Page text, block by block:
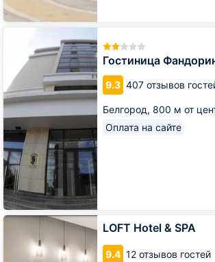
Гостиница
9.3 407 отзывов
Белгород, 800 м от
Оплата на сайте
LOFT Hotel & SPA
9.4 12 отзывов гостей
LOFT